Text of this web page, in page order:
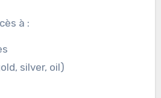
à :
silver, oil)